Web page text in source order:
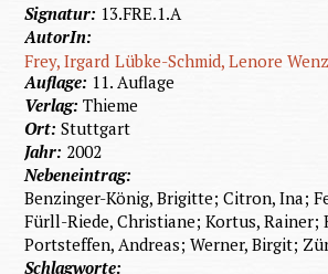
Signatur: 13.FRE.1.A
AutorIn:
Frey, Irgard Lübke-Schmid, Lenore
Auflage: 11. Auflage
Verlag:Thieme
Ort:Stuttgart
Jahr: 2002
Nebeneintrag:
Benzinger-König, Brigitte; Citron, Ina;
Fürll-Riede, Christiane; Kortus, Rainer;
Portsteffen, Andreas; Werner, Birgit;
Schlagworte: